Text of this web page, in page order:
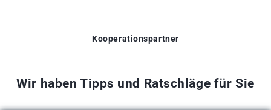
Kooperationspartner
Wir haben Tipps und Ratschläge für Sie